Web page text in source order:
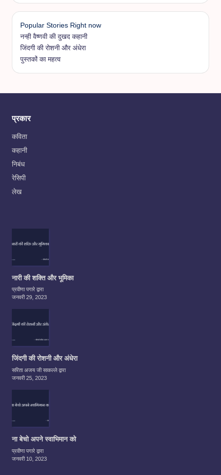
Popular Stories Right now
नन्ही वैष्णवी की दुखद कहानी
जिंदगी की रोशनी और अंधेरा
पुस्तकों का महत्व
प्रकार
कविता
कहानी
निबंध
रेसिपी
लेख
नारी की शक्ति और भूमिका
प्रवीणा पगारे द्वारा
जनवरी 29, 2023
जिंदगी की रोशनी और अंधेरा
सरिता अजय जी साकल्ले द्वारा
जनवरी 25, 2023
ना बेचो अपने स्वाभिमान को
प्रवीणा पगारे द्वारा
जनवरी 10, 2023